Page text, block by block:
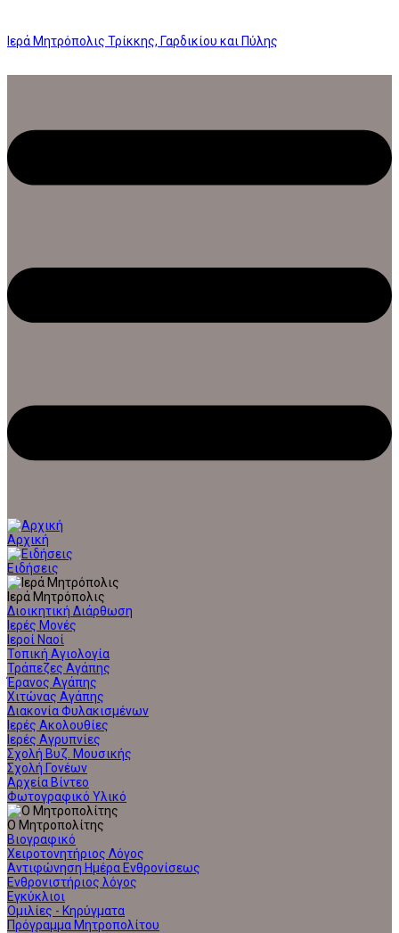
Ιερά Μητρόπολις Τρίκκης, Γαρδικίου και Πύλης
Αρχική
Ειδήσεις
Ιερά Μητρόπολις
Διοικητική Διάρθωση
Ιερές Μονές
Ιεροί Ναοί
Τοπική Αγιολογία
Τράπεζες Αγάπης
Έρανος Αγάπης
Χιτώνας Αγάπης
Διακονία Φυλακισμένων
Ιερές Ακολουθίες
Ιερές Αγρυπνίες
Σχολή Βυζ. Μουσικής
Σχολή Γονέων
Αρχεία Βίντεο
Φωτογραφικό Υλικό
Ο Μητροπολίτης
Βιογραφικό
Χειροτονητήριος Λόγος
Αντιφώνηση Ημέρα Ενθρονίσεως
Ενθρονιστήριος λόγος
Εγκύκλιοι
Ομιλίες - Κηρύγματα
Πρόγραμμα Μητροπολίτου